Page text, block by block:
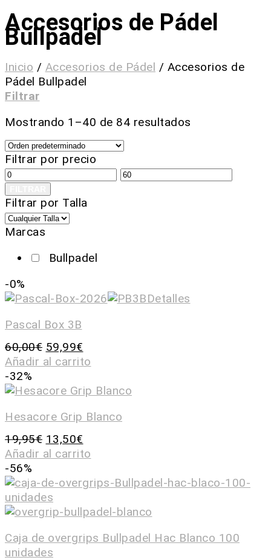
Accesorios de Pádel
Bullpadel
Inicio / Accesorios de Pádel / Accesorios de
Pádel Bullpadel
Filtrar
Mostrando 1–40 de 84 resultados
Filtrar por precio
Filtrar por Talla
Marcas
Bullpadel
-0%
Pascal Box 3B
60,00€ 59,99€
Añadir al carrito
-32%
Hesacore Grip Blanco
19,95€ 13,50€
Añadir al carrito
-56%
Caja de overgrips Bullpadel Hac Blanco 100
unidades